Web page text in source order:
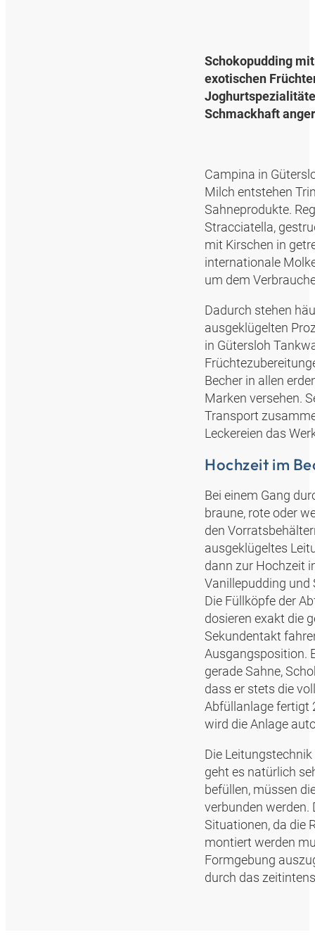
Schokopudding
exotischen
Schmackhaft
Campina in
Milch entstehen
Sahneprodukte.
Stracciatella,
mit Kirschen in
internationale
um dem
Dadurch stehen
ausgeklügelten
in Gütersloh
Becher in allen
Marken versehen.
Transport
Leckereien das
Hochzeit im
Bei einem Gang
braune, rote oder
den
ausgeklügeltes
dann zur Hochzeit
Vanillepudding und
Die Füllköpfe der
dosieren exakt die
Sekundentakt
Ausgangsposition.
gerade Sahne,
dass er stets die
Abfüllanlage fertigt
wird die Anlage
Die
geht es natürlich
befüllen, müssen
verbunden werden.
Situationen, da die
montiert werden
Formgebung
durch das